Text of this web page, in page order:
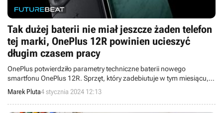
Tak dużej baterii nie miał jeszcze żaden telefon
tej marki, OnePlus 12R powinien ucieszyć
długim czasem pracy
OnePlus potwierdziło parametry techniczne baterii nowego
smartfonu OnePlus 12R. Sprzęt, który zadebiutuje w tym miesiącu,
będzie miał największy akumulator ze wszystkich modeli tego
producenta.
Marek Pluta4 stycznia 2024 12:13